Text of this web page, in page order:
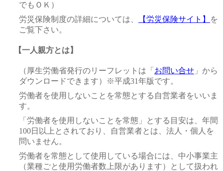
でもＯＫ）
労災保険制度の詳細については、
【労災保険サイト】
を
ご覧下さい。
【一人親方とは】
（厚生労働省発行のリーフレットは「 お問い合せ 」から
ダウンロードできます）※平成31年版です。
労働者を使用しないことを常態とする自営業者をいいま
す。
「労働者を使用しないことを常態」とする目安は、年間
100日以上とされており、自営業者とは、法人・個人を
問いません。
労働者を常態として使用している場合には、中小事業主
（業種ごと使用労働者数上限があります）として扱われ